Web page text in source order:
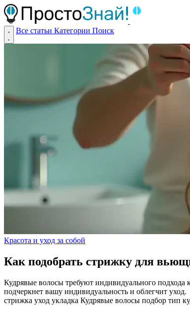
Все статьи Категории Поиск
Красота и уход за собой
Как подобрать стрижку для
Кудрявые волосы требуют индивидуального подхода
подчеркнет вашу индивидуальность и облегчит уход.
стрижка уход укладка Кудрявые волосы подбор тип